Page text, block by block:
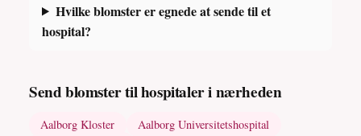
Hvilke blomster er egnede at sende til et
hospital?
Send blomster til hospitaler i nærheden
Aalborg Kloster
Aalborg Universitetshospital